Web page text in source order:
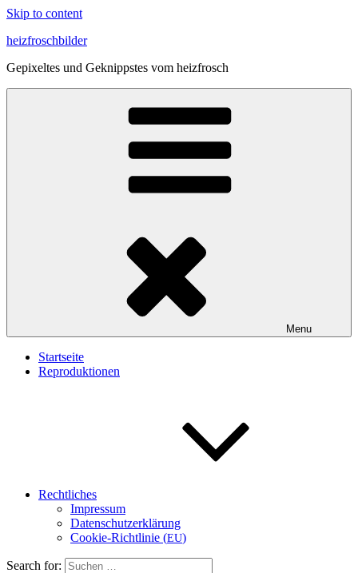
Skip to content
heizfroschbilder
Gepixeltes und Geknippstes vom heizfrosch
Menu
Start­sei­te
Repro­duk­tio­nen
Recht­li­ches
Impres­sum
Daten­schutz­er­klä­rung
Coo­kie-Rich­t­­li­­nie (EU)
Search for: